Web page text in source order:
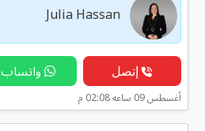
Julia Hassan
إتصل واتساب
أغسطس 09 ساعه 02:08 م